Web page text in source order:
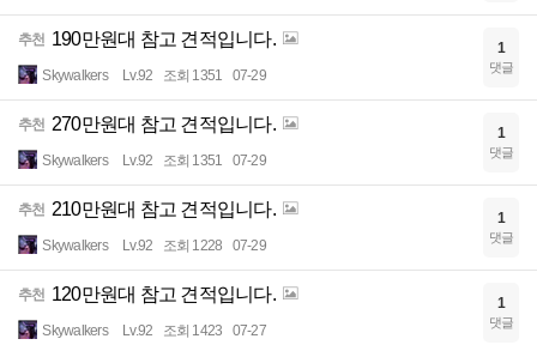
추천 190만원대 참고 견적입니다.
Skywalkers Lv.92 조회 1351 07-29
1
댓글
추천 270만원대 참고 견적입니다.
Skywalkers Lv.92 조회 1351 07-29
1
댓글
추천 210만원대 참고 견적입니다.
Skywalkers Lv.92 조회 1228 07-29
1
댓글
추천 120만원대 참고 견적입니다.
Skywalkers Lv.92 조회 1423 07-27
1
댓글